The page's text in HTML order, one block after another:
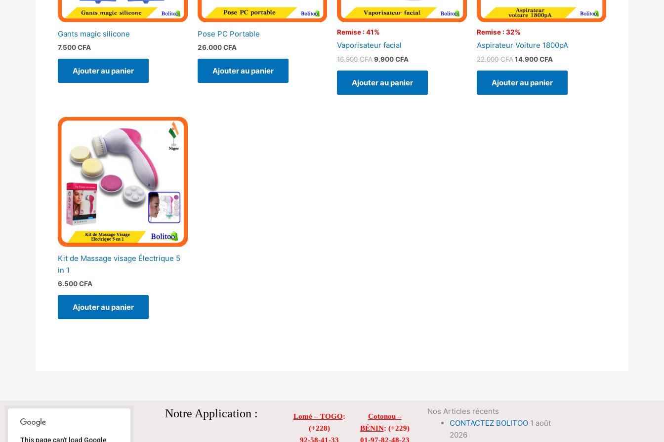
Gants magic silicone
7.500CFA
Ajouter au panier
Pose PC Portable
26.000CFA
Ajouter au panier
Remise : 41%
Vaporisateur facial
16.900CFA9.900CFA
Ajouter au panier
Remise : 32%
Aspirateur Voiture 1800pA
22.000CFA 14.900CFA
Ajouter au panier
Kit de Massage visage Électrique 5
in 1
6.500CFA
Ajouter au panier
This page can't load Google
Notre Application : Lomé – TOGO:
(+228)
92-58-41-33
Cotonou –
BÉNIN: (+229)
01-97-82-48-23
Nos Articles récents
CONTACTEZ BOLITOO 1 août
2026